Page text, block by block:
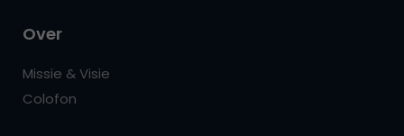
Over
Missie & Visie
Colofon